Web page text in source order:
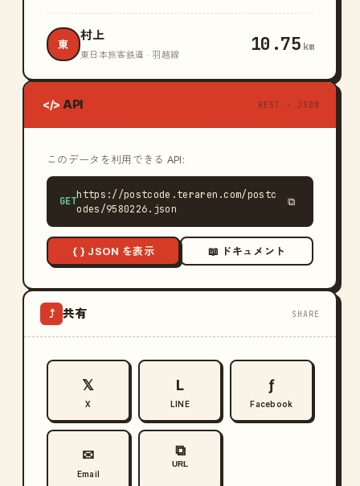
東
村上
東日本旅客鉄道 · 羽越線 10.75 km
</> API REST · JSON
このデータを利用できる API:
GET
https://postcode.teraren.com/postc
odes/9580226.json
⧉
{ } JSON を表示 📖 ドキュメント
⤴ 共有 SHARE
𝕏
X
L
LINE
ƒ
Facebook
✉
Email
⧉
URL